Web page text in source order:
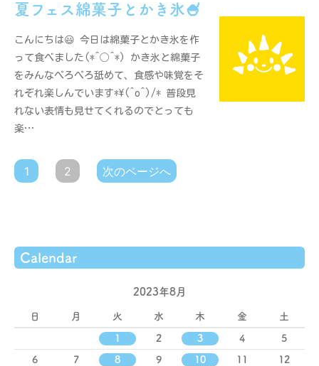
夏フェス綿菓子とかき氷🍧
こんにちは😃 今日は綿菓子とかき氷を作
って食べました(*^◯^*) かき氷と綿菓子
をみんなぺろぺろ舐めて、食感や味覚をそ
れぞれ楽しんでいます*\(^o^)/* 普段見
れない表情も見せてくれるのでとっても
楽…
投
稿
送
り
1 2 次のページへ
Calendar
2023年8月
日 月 火 水 木 金 土
1 2 3 4 5
6 7 8 9 10 11 12